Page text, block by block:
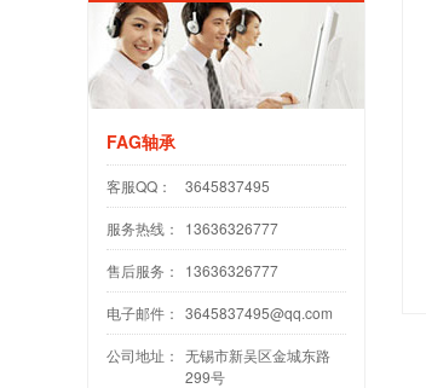
FAG轴承
客服QQ： 3645837495
服务热线： 13636326777
售后服务： 13636326777
电子邮件： 3645837495@qq.com
公司地址： 无锡市新吴区金城东路
299号